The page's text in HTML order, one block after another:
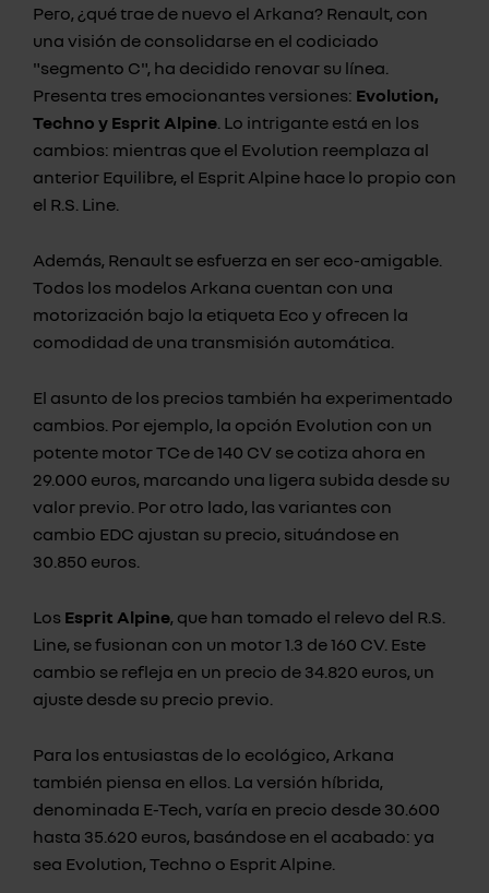
Pero, ¿qué trae de nuevo el Arkana? Renault, con
una visión de consolidarse en el codiciado
"segmento C", ha decidido renovar su línea.
Presenta tres emocionantes versiones: Evolution,
Techno y Esprit Alpine . Lo intrigante está en los
cambios: mientras que el Evolution reemplaza al
anterior Equilibre, el Esprit Alpine hace lo propio con
el R.S. Line.
Además, Renault se esfuerza en ser eco-amigable.
Todos los modelos Arkana cuentan con una
motorización bajo la etiqueta Eco y ofrecen la
comodidad de una transmisión automática.
El asunto de los precios también ha experimentado
cambios. Por ejemplo, la opción Evolution con un
potente motor TCe de 140 CV se cotiza ahora en
29.000 euros, marcando una ligera subida desde su
valor previo. Por otro lado, las variantes con
cambio EDC ajustan su precio, situándose en
30.850 euros.
Los Esprit Alpine, que han tomado el relevo del R.S.
Line, se fusionan con un motor 1.3 de 160 CV. Este
cambio se refleja en un precio de 34.820 euros, un
ajuste desde su precio previo.
Para los entusiastas de lo ecológico, Arkana
también piensa en ellos. La versión híbrida,
denominada E-Tech, varía en precio desde 30.600
hasta 35.620 euros, basándose en el acabado: ya
sea Evolution, Techno o Esprit Alpine.